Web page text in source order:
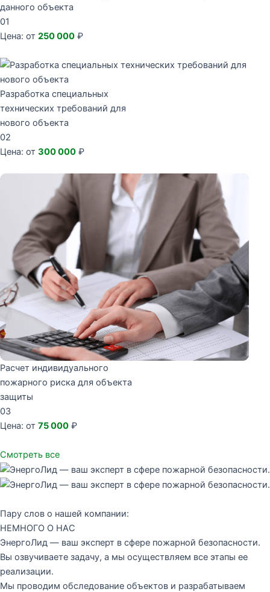
данного объекта
01
Цена: от 250 000 ₽
Разработка специальных
технических требований для
нового объекта
02
Цена: от 300 000 ₽
Расчет индивидуального
пожарного риска для объекта
защиты
03
Цена: от 75 000 ₽
Смотреть все
Пару слов о нашей компании:
НЕМНОГО О НАС
ЭнергоЛид — ваш эксперт в сфере пожарной безопасности.
Вы озвучиваете задачу, а мы осуществляем все этапы ее
реализации.
Мы проводим обследование объектов и разрабатываем